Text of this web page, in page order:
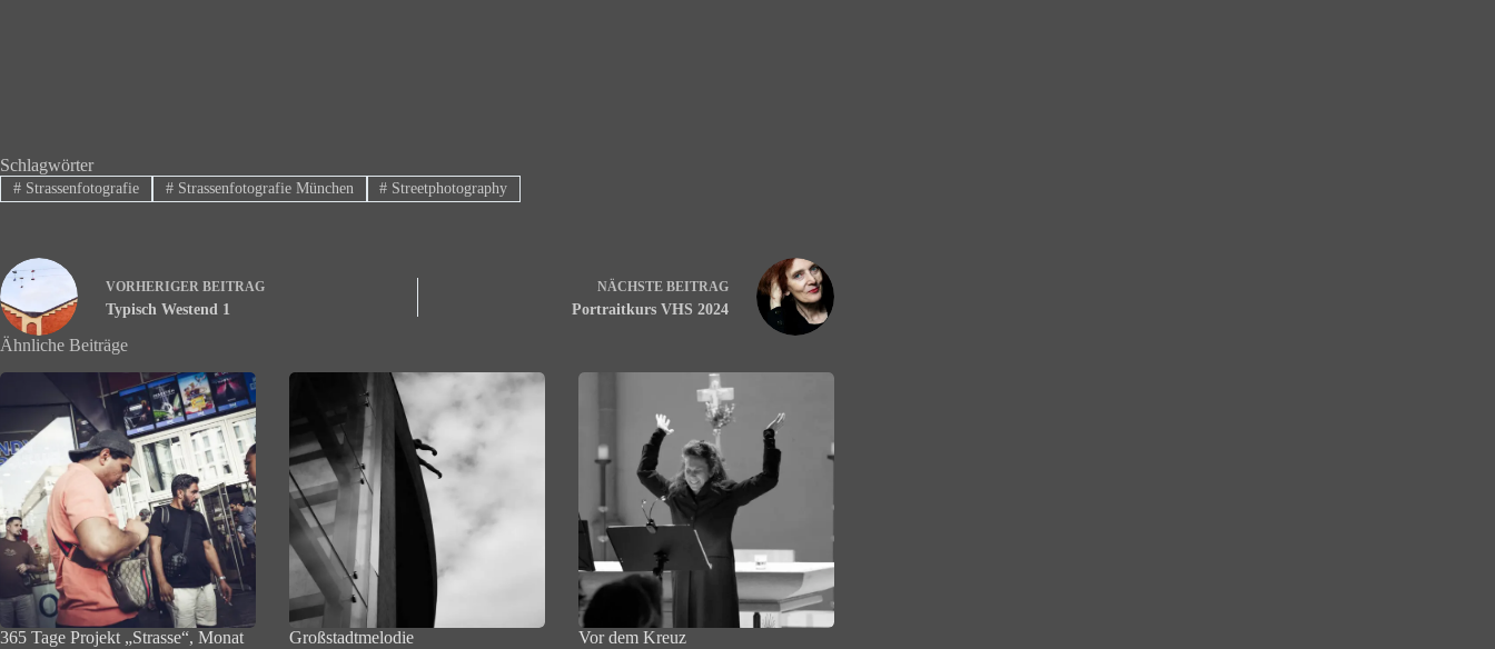
Schlagwörter
#Strassenfotografie #Strassenfotografie München # Streetphotography
VORHERIGER BEITRAG
Typisch Westend 1
NÄCHSTE BEITRAG
Portraitkurs VHS 2024
Ähnliche Beiträge
365 Tage Projekt „Strasse“, Monat
Großstadtmelodie Vor dem Kreuz